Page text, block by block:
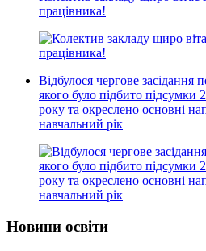
працівника!
Відбулося чергове засідання
якого було підбито підсумки
року та окреслено основні
навчальний рік
Новини освіти